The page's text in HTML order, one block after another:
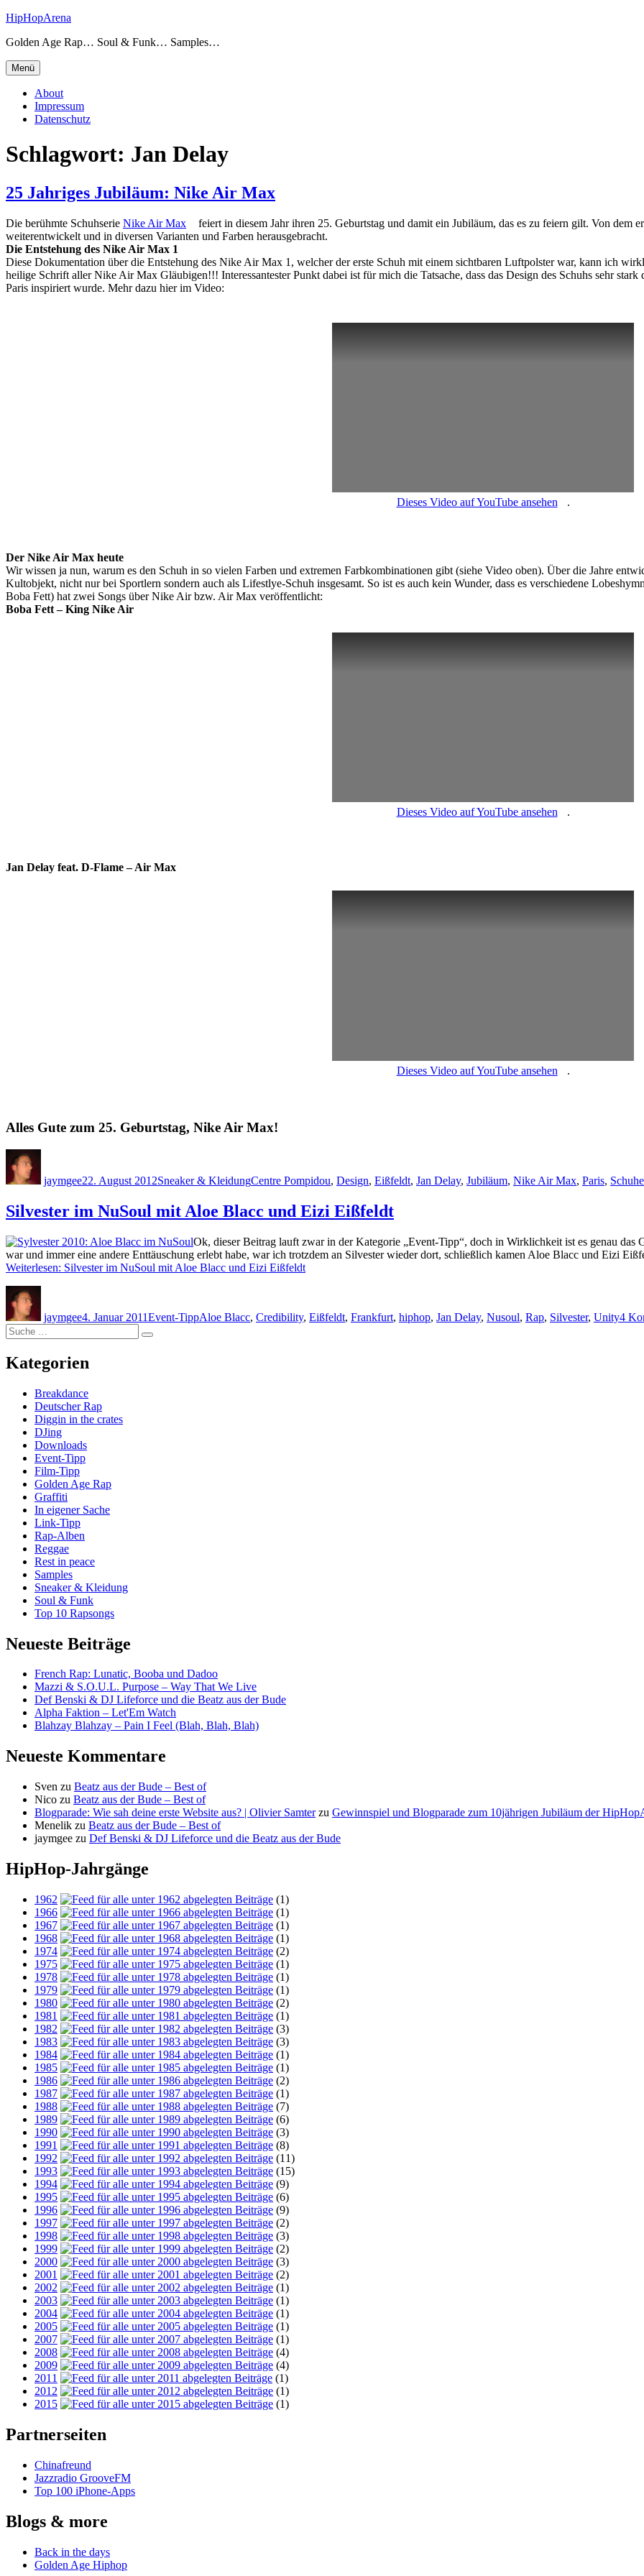
Zum
springen
HipHopArena
Golden Age Rap… Soul & Funk… Samples…
Menü
About
Impressum
Datenschutz
Schlagwort: Jan Delay
25 Jahriges Jubiläum: Nike Air Max
Die berühmte Schuhserie Nike Air Max
feiert in diesem Jahr ihren 25. Geburtstag und damit ein Jubiläum, das es zu feiern gilt. Von dem
weiterentwickelt und in diversen Varianten und Farben herausgebracht.
Die Entstehung des Nike Air Max 1
Diese Dokumentation über die Entstehung des Nike Air Max 1, welcher der erste Schuh mit einem sichtbaren Luftpolster war, kann ich
heilige Schrift aller Nike Air Max Gläubigen!!! Interessantester Punkt dabei ist für mich die Tatsache, dass das Design des Schuhs sehr stark
Paris inspiriert wurde. Mehr dazu hier im Video:
Dieses Video auf YouTube ansehen .
Der Nike Air Max heute
Wir wissen ja nun, warum es den Schuh in so vielen Farben und extremen Farbkombinationen gibt (siehe Video oben). Über die Jahre
Kultobjekt, nicht nur bei Sportlern sondern auch als Lifestlye-Schuh insgesamt. So ist es auch kein Wunder, dass es verschiedene
Boba Fett) hat zwei Songs über Nike Air bzw. Air Max veröffentlicht:
Boba Fett – King Nike Air
Dieses Video auf YouTube ansehen .
Jan Delay feat. D-Flame – Air Max
Dieses Video auf YouTube ansehen .
Alles Gute zum 25. Geburtstag, Nike Air Max!
jaymgee22. August 2012Sneaker & KleidungCentre Pompidou, Design, Eißfeldt, Jan Delay, Jubiläum, Nike Air Max, Paris, Schuhe
Silvester im NuSoul mit Aloe Blacc und Eizi Eißfeldt
Ok, dieser Beitrag lauft zwar in der Kategorie „Event-Tipp“, doch in Wirklichkeit ist es genau
war und immer eine andere Enttäuschung erlebt habe, war ich trotzdem an Silvester wieder dort, schließlich kamen Aloe Blacc und Eizi
Weiterlesen: Silvester im NuSoul mit Aloe Blacc und Eizi Eißfeldt
jaymgee4. Januar 2011Event-TippAloe Blacc, Credibility, Eißfeldt, Frankfurt, hiphop, Jan Delay, Nusoul, Rap, Silvester, Unity4
Suche
nach:
Suche
Kategorien
Breakdance
Deutscher Rap
Diggin in the crates
DJing
Downloads
Event-Tipp
Film-Tipp
Golden Age Rap
Graffiti
In eigener Sache
Link-Tipp
Rap-Alben
Reggae
Rest in peace
Samples
Sneaker & Kleidung
Soul & Funk
Top 10 Rapsongs
Neueste Beiträge
French Rap: Lunatic, Booba und Dadoo
Mazzi & S.O.U.L. Purpose – Way That We Live
Def Benski & DJ Lifeforce und die Beatz aus der Bude
Alpha Faktion – Let'Em Watch
Blahzay Blahzay – Pain I Feel (Blah, Blah, Blah)
Neueste Kommentare
Sven zu Beatz aus der Bude – Best of
Nico zu Beatz aus der Bude – Best of
Blogparade: Wie sah deine erste Website aus? | Olivier Samterzu Gewinnspiel und Blogparade zum 10jährigen Jubiläum der
Menelik zu Beatz aus der Bude – Best of
jaymgee zu Def Benski & DJ Lifeforce und die Beatz aus der Bude
HipHop-Jahrgänge
1962
(1)
1966
(1)
1967
(1)
1968
(1)
1974
(2)
1975
(1)
1978
(1)
1979
(1)
1980
(2)
1981
(1)
1982
(3)
1983
(3)
1984
(1)
1985
(1)
1986
(2)
1987
(1)
1988
(7)
1989
(6)
1990
(3)
1991
(8)
1992
(11)
1993
(15)
1994
(9)
1995
(6)
1996
(9)
1997
(2)
1998
(3)
1999
(2)
2000
(3)
2001
(2)
2002
(1)
2003
(1)
2004
(1)
2005
(1)
2007
(1)
2008
(4)
2009
(4)
2011
(1)
2012
(1)
2015
(1)
Partnerseiten
Chinafreund
Jazzradio GrooveFM
Top 100 iPhone-Apps
Blogs & more
Back in the days
Golden Age Hiphop